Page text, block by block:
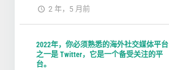
2 年，5 月前
2022年，你必须熟悉的海外社交媒体平台
之一是 Twitter，它是一个备受关注的平
台。